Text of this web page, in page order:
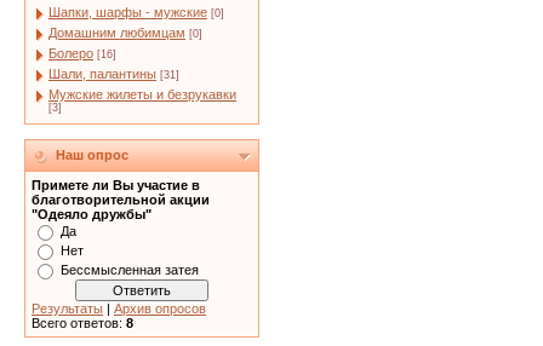
Шапки, шарфы - мужские [0]
Домашним любимцам [0]
Болеро [16]
Шали, палантины [31]
Мужские жилеты и безрукавки
[3]
Наш опрос
Примете ли Вы участие в
благотворительной акции
"Одеяло дружбы"
Да
Нет
Бессмысленная затея
Результаты | Архив опросов
Всего ответов: 8